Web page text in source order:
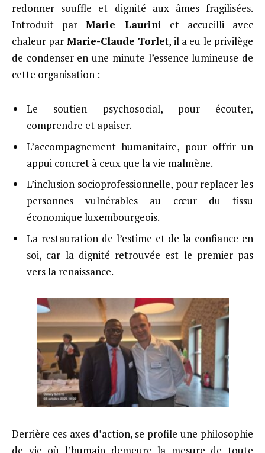
redonner souffle et dignité aux âmes fragilisées.
Introduit parMarie Laurini et accueilli avec
chaleur par Marie-Claude Torlet, il a eu le privilège
de condenser en une minute l’essence lumineuse de
cette organisation :
Le soutien psychosocial, pour écouter,
comprendre et apaiser.
L’accompagnement humanitaire, pour offrir un
appui concret à ceux que la vie malmène.
L’inclusion socioprofessionnelle, pour replacer les
personnes vulnérables au cœur du tissu
économique luxembourgeois.
La restauration de l’estime et de la confiance en
soi, car la dignité retrouvée est le premier pas
vers la renaissance.
Derrière ces axes d’action, se profile une philosophie